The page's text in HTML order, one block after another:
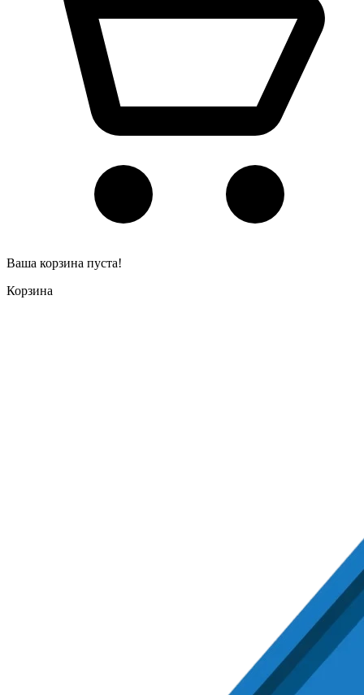
Ваша корзина пуста!
Корзина